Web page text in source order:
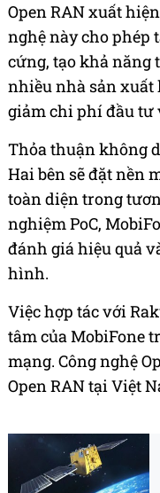
Open RAN xuất
nghệ này cho phép
cứng, tạo khả năng
nhiều nhà sản xuất
giảm chi phí đầu tư
Thỏa thuận không
Hai bên sẽ đặt nền
toàn diện trong
nghiệm PoC,
đánh giá hiệu quả
hình.
Việc hợp tác với
tâm của MobiFone
mạng. Công nghệ
Open RAN tại Việt